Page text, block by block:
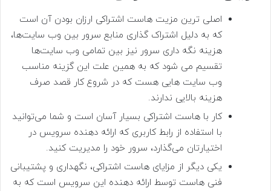
اصلی ترین مزیت هاست اشتراکی ارزان بودن آن است
که به دلیل اشتراک گذاری منابع سرور بین وب سایت‌ها،
هزینه نگه داری سرور نیز بین تمامی وب سایت‌ها
تقسیم می شود که به همین علت این گزینه مناسب
وب سایت هایی هست که در شروع کار قصد صرف
هزینه بالایی ندارند.
کار با هاست اشتراکی بسیار آسان است و شما می‌توانید
با استفاده از رابط کاربری که ارائه دهنده سرویس در
اختیارتان می‌گذارد، سرور خود را مدیریت کنید.
یکی دیگر از مزایای هاست اشتراکی، نگهداری و پشتیبانی
فنی هاست توسط ارائه دهنده این سرویس است که به